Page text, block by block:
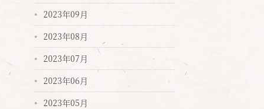
2023年09月
2023年08月
2023年07月
2023年06月
2023年05月